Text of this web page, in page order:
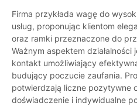
Firma przykłada wagę do
usług, proponując klientom
oraz ramki przeznaczone do
Ważnym aspektem działalności
kontakt umożliwiający
budujący poczucie zaufania.
potwierdzają liczne pozytywne
doświadczenie i indywidualne